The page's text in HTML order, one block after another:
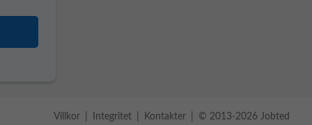
Villkor Integritet Kontakter © 2013-2026 Jobted